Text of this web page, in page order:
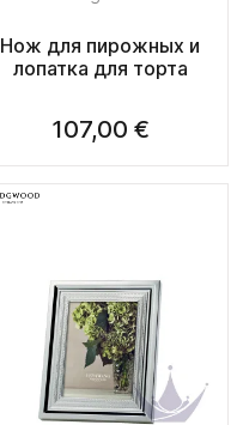
Нож для пирожных и
лопатка для торта
107,00 €